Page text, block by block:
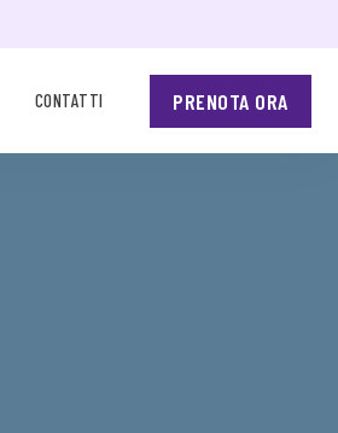
CONTATTI PRENOTA ORA